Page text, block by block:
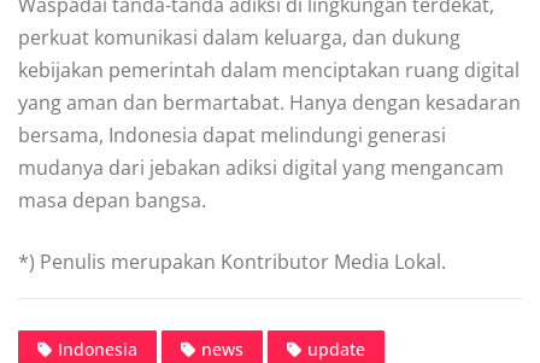
Waspadai tanda-tanda adiksi di lingkungan terdekat,
perkuat komunikasi dalam keluarga, dan dukung
kebijakan pemerintah dalam menciptakan ruang digital
yang aman dan bermartabat. Hanya dengan kesadaran
bersama, Indonesia dapat melindungi generasi
mudanya dari jebakan adiksi digital yang mengancam
masa depan bangsa.
*) Penulis merupakan Kontributor Media Lokal.
Indonesia news update